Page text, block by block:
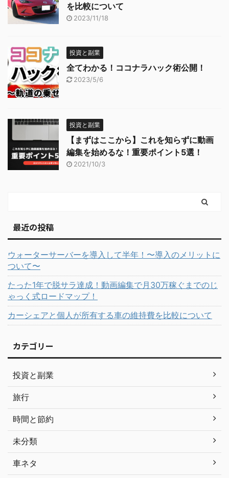
を比較について
2023/11/18
投資と副業
全てわかる！ココナラハック術公開！
2023/5/6
投資と副業
【まずはここから】これを知らずに動画
編集を始めるな！重要ポイント5選！
2021/10/3
最近の投稿
ウォーターサーバーを導入して半年！〜導入のメリットに
ついて〜
たった1年で脱サラ達成！動画編集で月30万稼ぐまでのじ
ゃっく式ロードマップ！
カーシェアと個人が所有する車の維持費を比較について
カテゴリー
投資と副業
旅行
時間と節約
未分類
車ネタ